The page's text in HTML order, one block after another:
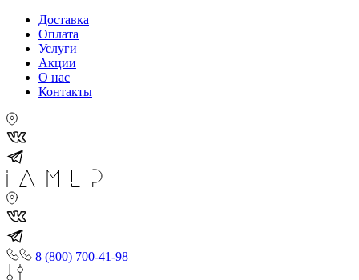
Доставка
Оплата
Услуги
Акции
О нас
Контакты
8 (800) 700-41-98